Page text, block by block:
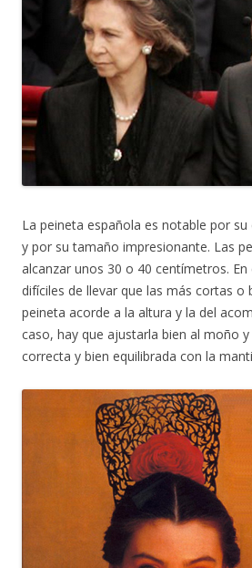
La peineta española es notable por
y por su tamaño impresionante. Las
alcanzar unos 30 o 40 centímetros.
difíciles de llevar que las más cortas o
peineta acorde a la altura y la del
caso, hay que ajustarla bien al moño
correcta y bien equilibrada con la